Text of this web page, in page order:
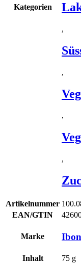
Kategorien
,
,
,
,
Artikelnummer
EAN/GTIN
Marke
Inhalt 75 g